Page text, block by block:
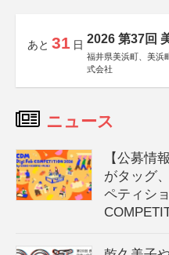
あと 31 日 2026 第37回
福井県美浜町、美浜
式会社
ニュース
【公募情
がタッグ
ペティシ